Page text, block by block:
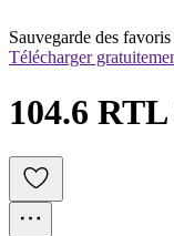
Sauvegarde des favoris
Télécharger
104.6